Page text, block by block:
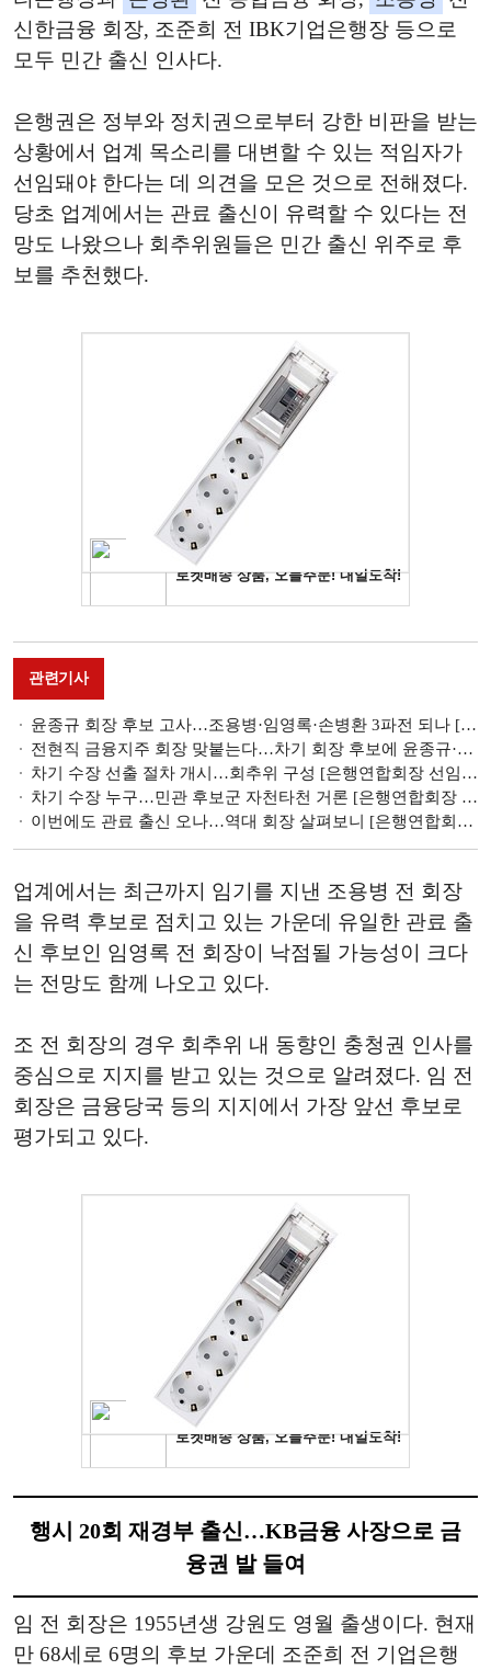
신한금융 회장, 조준희 전 IBK기업은행장 등으로
모두 민간 출신 인사다.
은행권은 정부와 정치권으로부터 강한 비판을 받는
상황에서 업계 목소리를 대변할 수 있는 적임자가
선임돼야 한다는 데 의견을 모은 것으로 전해졌다.
당초 업계에서는 관료 출신이 유력할 수 있다는 전
망도 나왔으나 회추위원들은 민간 출신 위주로 후
보를 추천했다.
관련기사
윤종규 회장 후보 고사…조용병·임영록·손병환 3파전 되나 [은행연합회장 선임 레이스]
전현직 금융지주 회장 맞붙는다…차기 회장 후보에 윤종규·조용병·손병환 등 6인 [은행연합회장 선임 레이스]
차기 수장 선출 절차 개시…회추위 구성 [은행연합회장 선임 레이스]
차기 수장 누구…민관 후보군 자천타천 거론 [은행연합회장 선임 레이스 ③]
이번에도 관료 출신 오나…역대 회장 살펴보니 [은행연합회장 선임 레이스 ②]
업계에서는 최근까지 임기를 지낸 조용병 전 회장
을 유력 후보로 점치고 있는 가운데 유일한 관료 출
신 후보인 임영록 전 회장이 낙점될 가능성이 크다
는 전망도 함께 나오고 있다.
조 전 회장의 경우 회추위 내 동향인 충청권 인사를
중심으로 지지를 받고 있는 것으로 알려졌다. 임 전
회장은 금융당국 등의 지지에서 가장 앞선 후보로
평가되고 있다.
행시 20회 재경부 출신…KB금융 사장으로 금
융권 발 들여
임 전 회장은 1955년생 강원도 영월 출생이다. 현재
만 68세로 6명의 후보 가운데 조준희 전 기업은행